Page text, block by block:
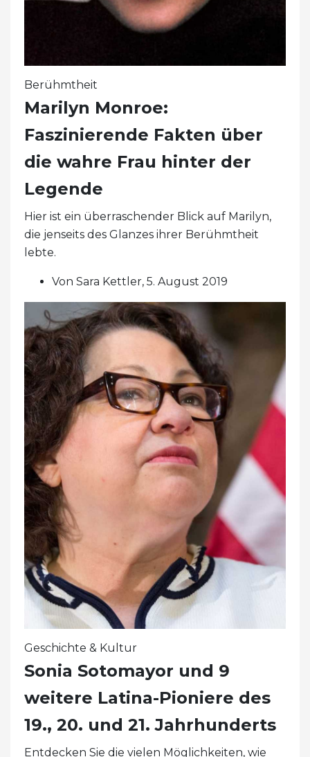
Berühmtheit
Marilyn Monroe:
Faszinierende Fakten über
die wahre Frau hinter der
Legende
Hier ist ein überraschender Blick auf Marilyn,
die jenseits des Glanzes ihrer Berühmtheit
lebte.
Von Sara Kettler, 5. August 2019
Geschichte & Kultur
Sonia Sotomayor und 9
weitere Latina-Pioniere des
19., 20. und 21. Jahrhunderts
Entdecken Sie die vielen Möglichkeiten, wie